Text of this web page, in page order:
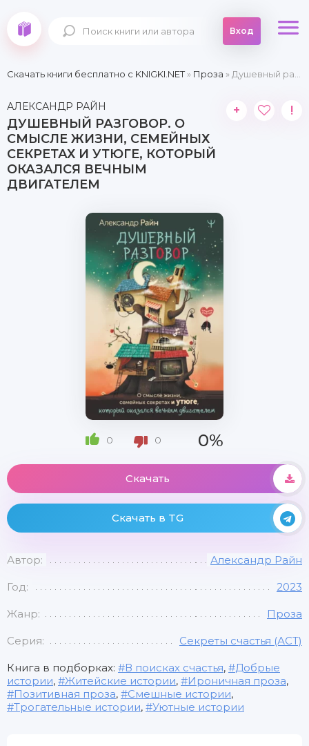
Вход
Скачать книги бесплатно c KNIGKI.NET» Проза » Душевный разговор. О смысле жизни, семейных секретах и утюге, который оказался вечным двигателем
АЛЕКСАНДР РАЙН
ДУШЕВНЫЙ РАЗГОВОР. О
СМЫСЛЕ ЖИЗНИ, СЕМЕЙНЫХ
СЕКРЕТАХ И УТЮГЕ, КОТОРЫЙ
ОКАЗАЛСЯ ВЕЧНЫМ
ДВИГАТЕЛЕМ
+ !
0 0 0%
Скачать
Скачать в TG
Автор: Александр Райн
Год: 2023
Жанр: Проза
Серия: Секреты счастья (АСТ)
Книга в подборках: В поисках счастья,
Добрые
истории, Житейские истории, Ироничная проза,
Позитивная проза, Смешные истории,
Трогательные истории, Уютные истории